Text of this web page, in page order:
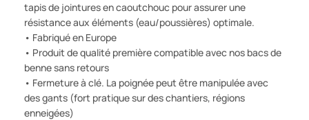
tapis de jointures en caoutchouc pour assurer une
résistance aux éléments (eau/poussières) optimale.
• Fabriqué en Europe
• Produit de qualité première compatible avec nos bacs de
benne sans retours
• Fermeture à clé. La poignée peut être manipulée avec
des gants (fort pratique sur des chantiers, régions
enneigées)